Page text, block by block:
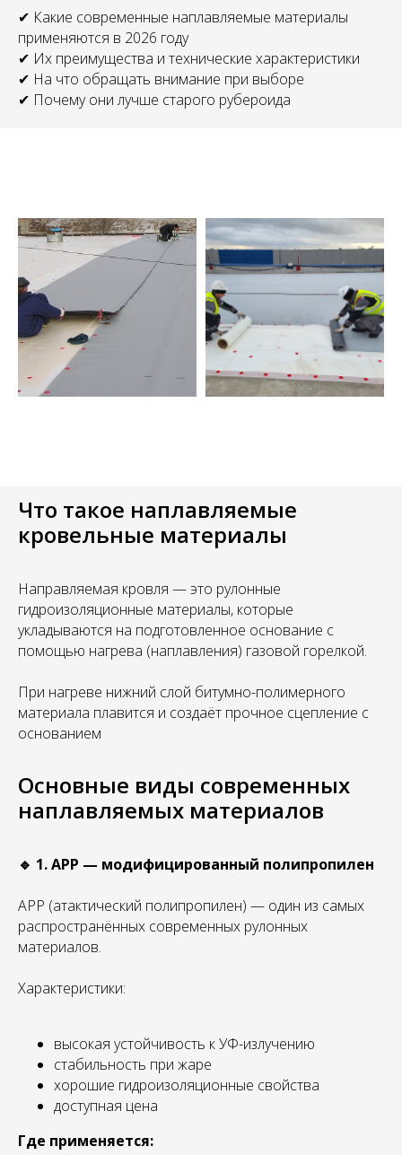
✔ Какие современные наплавляемые материалы
применяются в 2026 году
✔ Их преимущества и технические характеристики
✔ На что обращать внимание при выборе
✔ Почему они лучше старого рубероида
Что такое наплавляемые
кровельные материалы
Направляемая кровля — это рулонные
гидроизоляционные материалы, которые
укладываются на подготовленное основание с
помощью нагрева (наплавления) газовой горелкой.
При нагреве нижний слой битумно-полимерного
материала плавится и создаёт прочное сцепление с
основанием
Основные виды современных
наплавляемых материалов
🔹 1. APP — модифицированный полипропилен
APP (атактический полипропилен) — один из самых
распространённых современных рулонных
материалов.
Характеристики:
высокая устойчивость к УФ-излучению
стабильность при жаре
хорошие гидроизоляционные свойства
доступная цена
Где применяется: